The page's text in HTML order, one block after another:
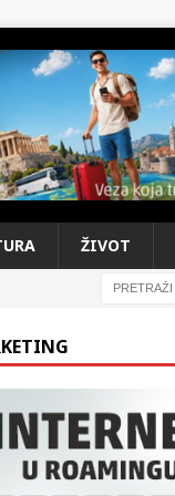
ŽIVOT